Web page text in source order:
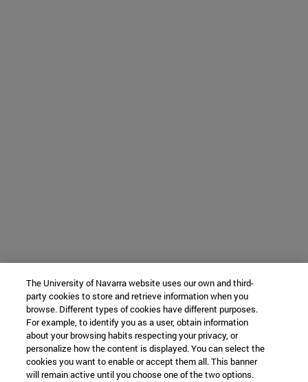
The University of Navarra website uses our own and third-
party cookies to store and retrieve information when you
browse. Different types of cookies have different purposes.
For example, to identify you as a user, obtain information
about your browsing habits respecting your privacy, or
personalize how the content is displayed. You can select the
cookies you want to enable or accept them all. This banner
will remain active until you choose one of the two options.